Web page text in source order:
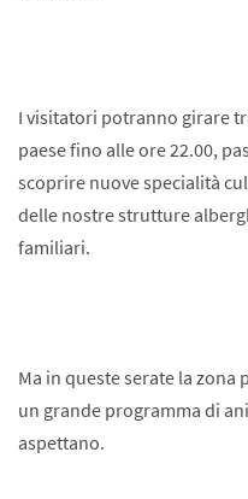
I visitatori potranno girare
paese fino alle ore 22.00,
scoprire nuove specialità
delle nostre strutture
familiari.
Ma in queste serate la
un grande programma di
aspettano.